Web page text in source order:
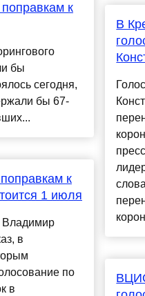
к
бы
сегодня,
бы 67-
к
1 июля
Владимир
в
по
в
В